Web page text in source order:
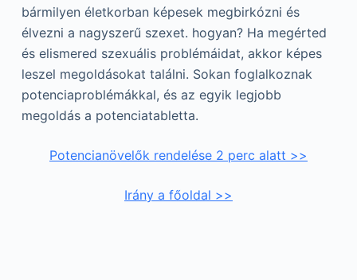
bármilyen életkorban képesek megbirkózni és
élvezni a nagyszerű szexet. hogyan? Ha megérted
és elismered szexuális problémáidat, akkor képes
leszel megoldásokat találni. Sokan foglalkoznak
potenciaproblémákkal, és az egyik legjobb
megoldás a potenciatabletta.
Potencianövelők rendelése 2 perc alatt >>
Irány a főoldal >>